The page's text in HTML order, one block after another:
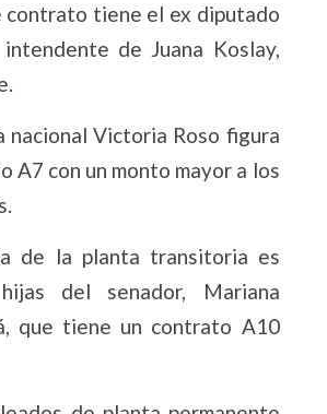
contrato tiene el ex diputado
de Juana Koslay,
nacional Victoria Roso figura
A7 con un monto mayor a los
de la planta transitoria es
del senador, Mariana
que tiene un contrato A10